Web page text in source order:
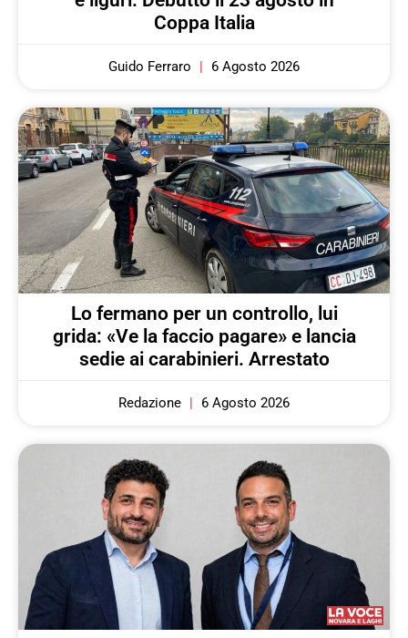
Coppa Italia
Guido Ferraro 6 Agosto 2026
Lo fermano per un controllo, lui
grida: «Ve la faccio pagare» e lancia
sedie ai carabinieri. Arrestato
Redazione 6 Agosto 2026